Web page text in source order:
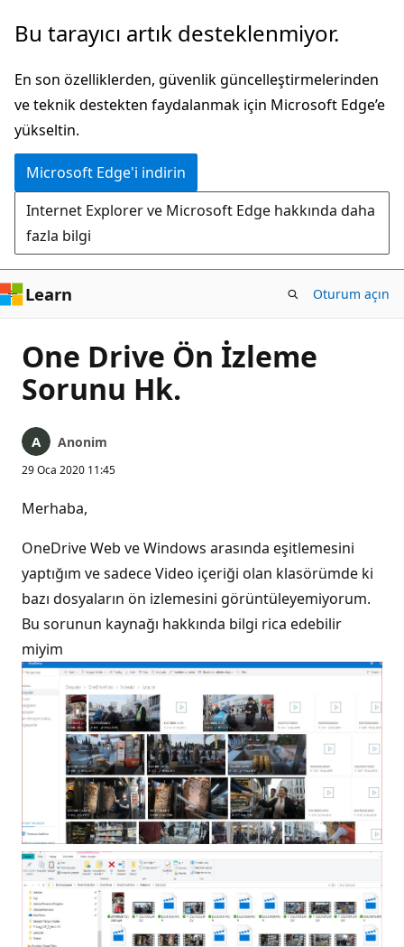
Ana
atla
Bu tarayıcı artık desteklenmiyor.
En son özelliklerden, güvenlik güncelleştirmelerinden
ve teknik destekten faydalanmak için Microsoft Edge’e
yükseltin.
Microsoft Edge'i indirin
Internet Explorer ve Microsoft Edge hakkında daha
fazla bilgi
Learn Oturum açın
One Drive Ön İzleme
Sorunu Hk.
Anonim
29 Oca 2020 11:45
Merhaba,
OneDrive Web ve Windows arasında eşitlemesini
yaptığım ve sadece Video içeriği olan klasörümde ki
bazı dosyaların ön izlemesini görüntüleyemiyorum.
Bu sorunun kaynağı hakkında bilgi rica edebilir
miyim